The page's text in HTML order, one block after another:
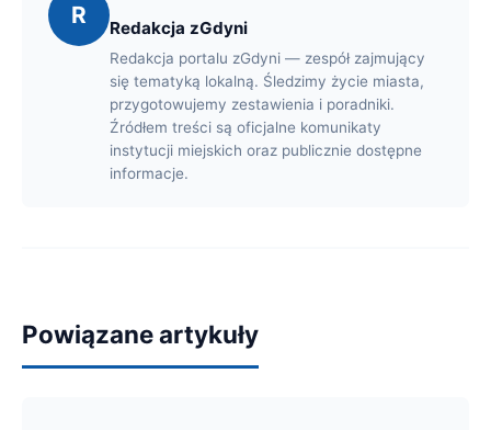
R Redakcja zGdyni
Redakcja portalu zGdyni — zespół zajmujący
się tematyką lokalną. Śledzimy życie miasta,
przygotowujemy zestawienia i poradniki.
Źródłem treści są oficjalne komunikaty
instytucji miejskich oraz publicznie dostępne
informacje.
Powiązane artykuły